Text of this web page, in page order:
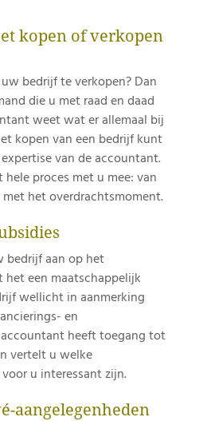
kopen of verkopen
bedrijf te verkopen? Dan
die u met raad en daad
weet wat er allemaal bij
kopen van een bedrijf kunt
van de accountant.
proces met u mee: van
het overdrachtsmoment.
bedrijf aan op het
een maatschappelijk
wellicht in aanmerking
en
heeft toegang tot
vertelt u welke
u interessant zijn.
aangelegenheden